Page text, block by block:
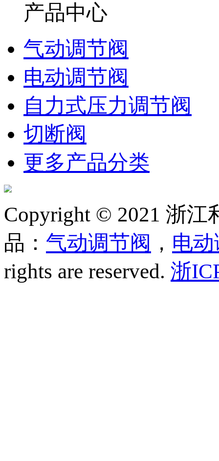
产品中心
气动调节阀
电动调节阀
自力式压力调节阀
切断阀
更多产品分类
Copyright © 2021 浙
品： 气动调节阀 ， 电
rights are reserved. 浙